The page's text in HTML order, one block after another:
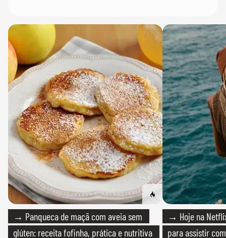
→ Panqueca de maçã com aveia sem
glúten: receita fofinha, prática e nutritiva
→ Hoje na
para assistir